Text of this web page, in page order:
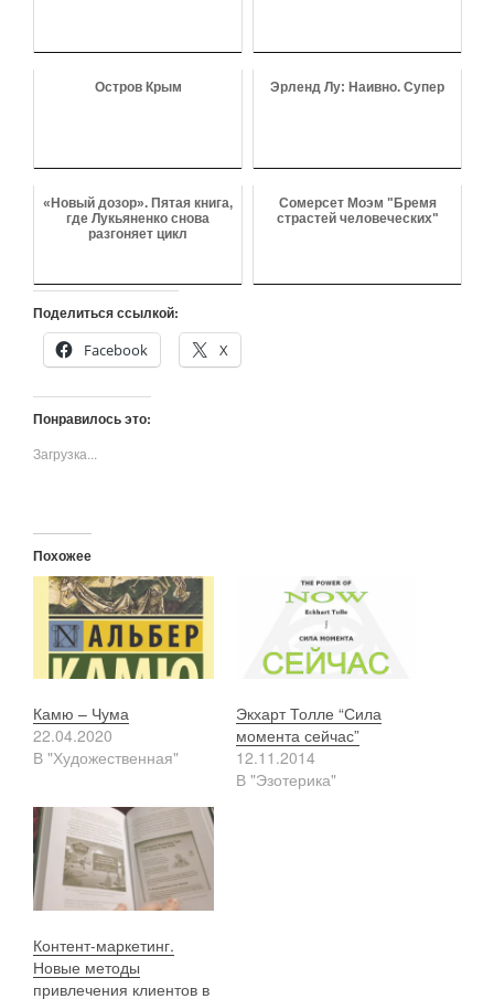
Остров Крым Эрленд Лу: Наивно. Супер
«Новый дозор». Пятая книга,
где Лукьяненко снова
разгоняет цикл
Сомерсет Моэм "Бремя
страстей человеческих"
Поделиться ссылкой:
Facebook
X
Понравилось это:
Загрузка...
Похожее
Камю – Чума
22.04.2020
В "Художественная"
Экхарт Толле “Сила
момента сейчас”
12.11.2014
В "Эзотерика"
Контент-маркетинг.
Новые методы
привлечения клиентов в